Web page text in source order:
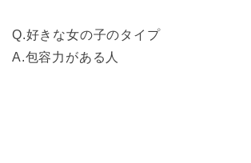
Q.好きな女の子のタイプ
A.包容力がある人